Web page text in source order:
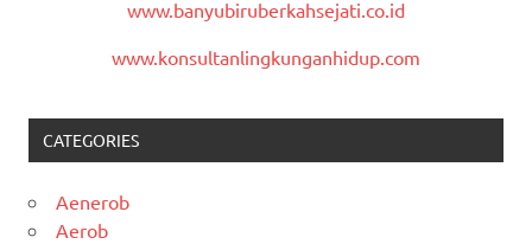
www.banyubiruberkahsejati.co.id
www.konsultanlingkunganhidup.com
CATEGORIES
Aenerob
Aerob